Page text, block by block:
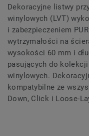
Dekoracyjne listwy
winylowych (LVT)
i zabezpieczeniem
wytrzymałości na
wysokości 60 mm i
pasujących do kolekcji
winylowych.
kompatybilne ze
Down, Click i Loose-